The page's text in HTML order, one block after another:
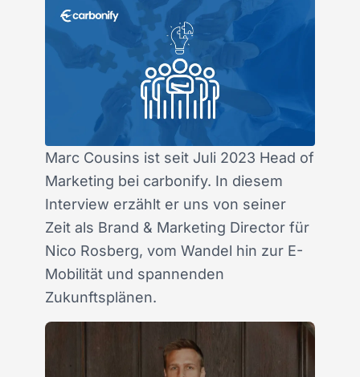
Marc Cousins ist seit Juli 2023 Head of
Marketing bei carbonify. In diesem
Interview erzählt er uns von seiner
Zeit als Brand & Marketing Director für
Nico Rosberg, vom Wandel hin zur E-
Mobilität und spannenden
Zukunftsplänen.